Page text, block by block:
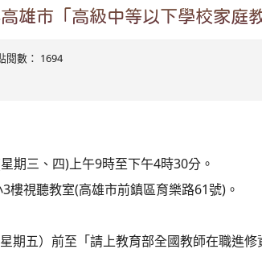
雄市「高級中等以下學校家庭
閱數： 1694
期三、四)上午9時至下午4時30分。
樓視聽教室(高雄市前鎮區育樂路61號)。
期五）前至「請上教育部全國教師在職進